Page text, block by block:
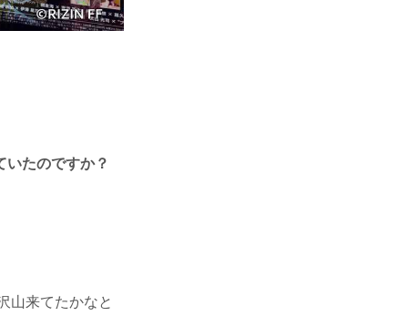
いたのですか？
山来てたかなと